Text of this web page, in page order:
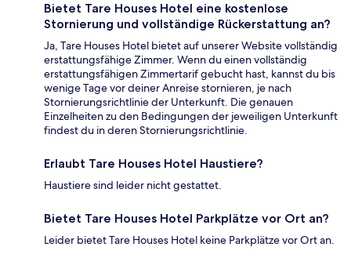
Bietet Tare Houses Hotel eine kostenlose
Stornierung und vollständige Rückerstattung an?
Ja, Tare Houses Hotel bietet auf unserer Website vollständig
erstattungsfähige Zimmer. Wenn du einen vollständig
erstattungsfähigen Zimmertarif gebucht hast, kannst du bis
wenige Tage vor deiner Anreise stornieren, je nach
Stornierungsrichtlinie der Unterkunft. Die genauen
Einzelheiten zu den Bedingungen der jeweiligen Unterkunft
findest du in deren Stornierungsrichtlinie.
Erlaubt Tare Houses Hotel Haustiere?
Haustiere sind leider nicht gestattet.
Bietet Tare Houses Hotel Parkplätze vor Ort an?
Leider bietet Tare Houses Hotel keine Parkplätze vor Ort an.